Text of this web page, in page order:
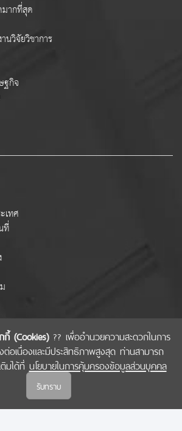
กี้ (Cookies)?? เพื่ออำนวยความสะดวกในการ
ต่อเนื่องและมีประสิทธิภาพสูงสุด ท่านสามารถ
มได้ที่ นโยบายในการคุ้มครองข้อมูลส่วนบุคคล
รับทราบ
ากที่สุด
นวิจัยวิชาการ
ฐกิจ
เทศ
ที่
งานคณะกรรมการส่งเสริมวิทยาศาสตร์ วิจัยและนวัตกรรม
(สกสว.)
นโยบายในการคุ้มครองข้อมูลส่วนบุคคล